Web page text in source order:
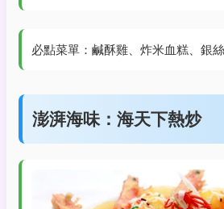
必點菜單：鹹酥雞、炸米血糕、銀絲
澎湃海味：海天下熱炒